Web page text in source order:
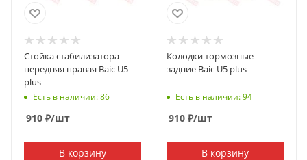
Стойка стабилизатора
передняя правая Baic U5
plus
Есть в наличии: 86
910 ₽/шт
В корзину
Колодки тормозные
задние Baic U5 plus
Есть в наличии: 94
910 ₽/шт
В корзину